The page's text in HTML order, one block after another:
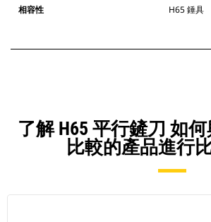
相容性 H65 錘具
了解 H65 平行鏟刀 如
比較的產品進行比